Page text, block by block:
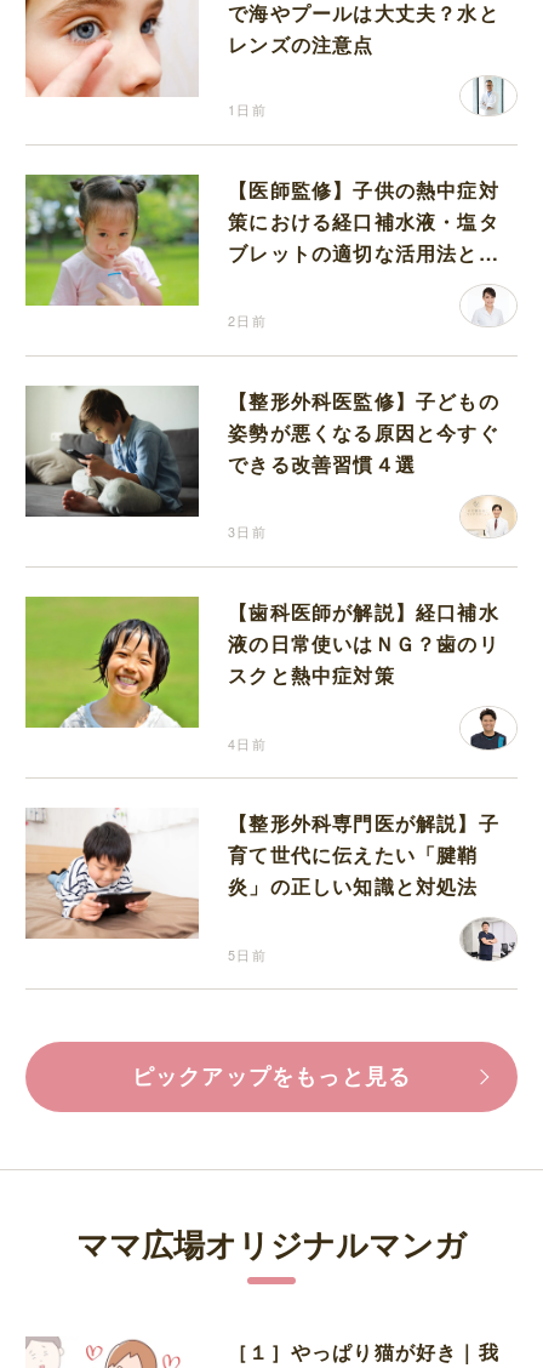
で海やプールは大丈夫？水と
レンズの注意点
1日前
【医師監修】子供の熱中症対
策における経口補水液・塩タ
ブレットの適切な活用法と水
2日前
【整形外科医監修】子どもの
姿勢が悪くなる原因と今すぐ
できる改善習慣４選
3日前
【歯科医師が解説】経口補水
液の日常使いはＮＧ？歯のリ
スクと熱中症対策
4日前
【整形外科専門医が解説】子
育て世代に伝えたい「腱鞘
炎」の正しい知識と対処法
5日前
ピックアップをもっと見る
ママ広場オリジナルマンガ
［１］やっぱり猫が好き｜我